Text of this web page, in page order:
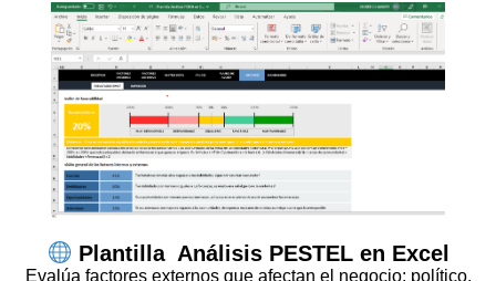
Plantilla Análisis PESTEL en Excel
Evalúa factores externos que afectan el negocio: político,